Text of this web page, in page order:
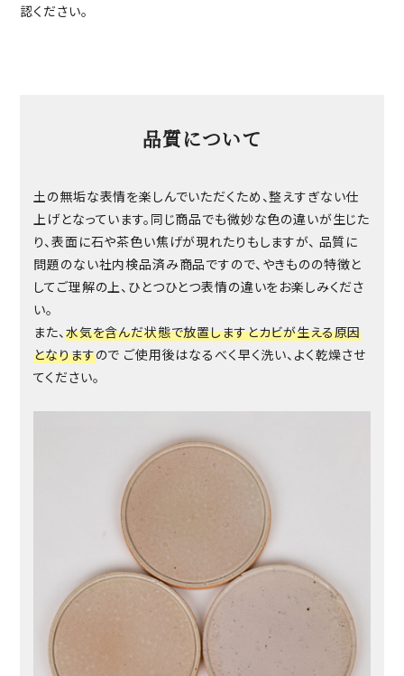
認ください。
品質について
土の無垢な表情を楽しんでいただくため、整えすぎない仕
上げとなっています。同じ商品でも微妙な色の違いが生じた
り、表面に石や茶色い焦げが現れたりもしますが、 品質に
問題のない社内検品済み商品ですので、やきものの特徴と
してご理解の上、ひとつひとつ表情の違いをお楽しみくださ
い。
また、 水気を含んだ状態で放置しますとカビが生える原因
となりますので ご使用後はなるべく早く洗い、よく乾燥させ
てください。